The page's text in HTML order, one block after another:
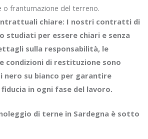
o frantumazione del terreno.
chiare: I nostri contratti di
studiati per essere chiari e senza
sulla responsabilità, le
condizioni di restituzione sono
nero su bianco per garantire
in ogni fase del lavoro.
noleggio di terne in Sardegna è sotto